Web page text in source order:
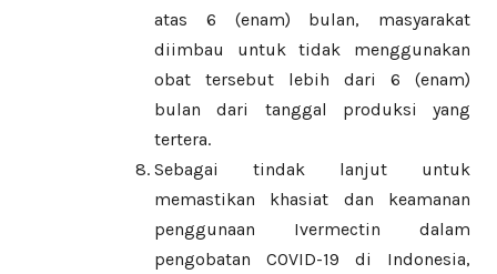
atas 6 (enam) bulan, masyarakat
diimbau untuk tidak menggunakan
obat tersebut lebih dari 6 (enam)
bulan dari tanggal produksi yang
tertera.
Sebagai tindak lanjut untuk
memastikan khasiat dan keamanan
penggunaan Ivermectin dalam
pengobatan COVID-19 di Indonesia,